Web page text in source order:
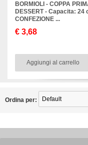
BORMIOLI - COPPA
DESSERT - Capacita: 24
CONFEZIONE ...
€ 3,68
Aggiungi al carrello
Ordina per: